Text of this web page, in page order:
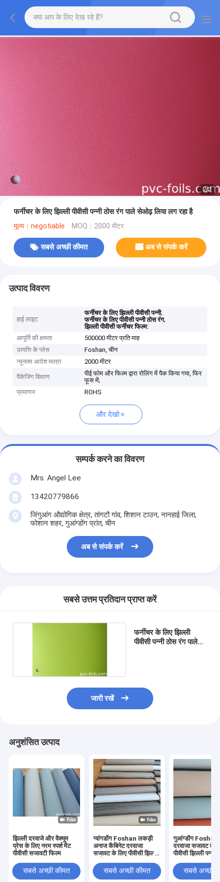
2/2
फर्नीचर के लिए झिल्ली पीवीसी पन्नी ठोस रंग पाले सेओढ़ लिया लग रहा है
मूल्य：negotiable MOQ：2000 मीटर
सबसे अच्छी कीमत अब से संपर्क करें
उत्पाद विवरण
हाई लाइट
फर्नीचर के लिए झिल्ली पीवीसी पन्नी,
फर्नीचर के लिए पीवीसी पन्नी ठोस रंग,
झिल्ली पीवीसी फर्नीचर फिल्म:
आपूर्ति की क्षमता
500000 मीटर प्रति माह
उत्पत्ति के प्लेस
Foshan, चीन
न्यूनतम आदेश मात्रा
2000 मीटर
पैकेजिंग विवरण
पीई फोम और फिल्म द्वारा रोलिंग में पैक किया गया, फिर
फूस में;
प्रमाणन
ROHS
और देखो
सम्पर्क करने का विवरण
Mrs. Angel Lee
13420779866
जिंगुआंग औद्योगिक क्षेत्र, तांगटौ गांव, शिशान टाउन, नानहाई जिला,
फोशान शहर, गुआंग्डोंग प्रांत, चीन
अब से संपर्क करें
सबसे उत्तम प्रतिदान प्राप्त करें
फर्नीचर के लिए झिल्ली
पीवीसी पन्नी ठोस रंग पाले
जारी रखें
अनुशंसित उत्पाद
झिल्ली दरवाजे और वैक्यूम
प्रेस के लिए नरम स्पर्श मैट
पीवीसी सजावटी फिल्म
सबसे अच्छी कीमत
ग्वांगडोंग Foshan लकड़ी
अनाज कैबिनेट दरवाजा
सजावट के लिए पीवीसी झिल्ली
सबसे अच्छी कीमत
गुआंग्डोंग Foshan
दरवाजा सजावट के
पीवीसी झिल्ली पन्नी
सबसे अच्छी